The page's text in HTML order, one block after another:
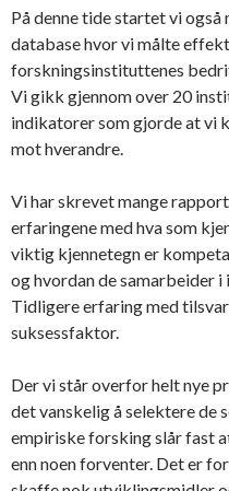
På denne tide startet vi
database hvor vi målte
forskningsinstituttenes
Vi gikk gjennom over 20
indikatorer som gjorde at vi
mot hverandre.
Vi har skrevet mange
erfaringene med hva som
viktig kjennetegn er
og hvordan de samarbeider
Tidligere erfaring med
suksessfaktor.
Der vi står overfor helt nye
det vanskelig å selektere de
empiriske forsking slår fast
enn noen forventer. Det er